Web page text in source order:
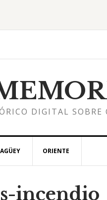
DIGITAL SOBRE
ORIENTE
incendio